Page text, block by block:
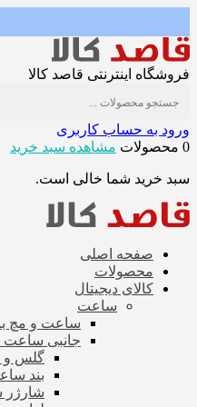
فروشگاه اینترنتی قاصد کالا
ورود به حساب کاربری
0 محصولات
مشاهده سبد خرید
سبد خرید شما خالی است.
صفحه اصلی
محصولات
کالای دیجیتال
ساعت
ساعت و مچ
جانبی ساعت
گلس و
بند
شارژر